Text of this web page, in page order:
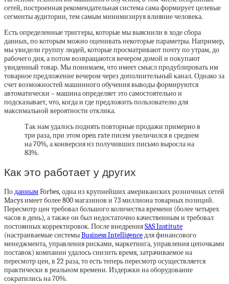
сетей, построенная рекомендательная система сама формирует целевые
сегменты аудитории, тем самым минимизируя влияние человека.
Есть определенные триггеры, которые мы выяснили в ходе сбора
данных, по которым можно оценивать некоторые параметры. Например,
мы увидели группу людей, которые просматривают почту по утрам, до
рабочего дня, а потом возвращаются вечером домой и покупают
увиденный товар. Мы понимаем, что имеет смысл продублировать им
товарное предложение вечером через дополнительный канал. Однако за
счет возможностей машинного обучения выводы формируются
автоматически – машина определяет это самостоятельно и
подсказывает, что, когда и где предложить пользователю для
максимальной вероятности отклика.
Так нам удалось поднять повторные продажи примерно в
три раза, при этом open rate писем увеличился в среднем
на 70%, а конверсия из получивших письмо выросла на
83%.
Как это работает у других
ПоданнымForbes, одна из крупнейших американских розничных сетей
Macys имеет более 800 магазинов и 73 миллиона товарных позиций.
Пересмотр цен требовал большого количества времени (более четырех
часов в день), а также он был недостаточно качественным и требовал
постоянных корректировок. После внедренияSAS Institute
(настраиваемые системыBusiness Intelligenceдля финансового
менеджмента, управления рисками, маркетинга, управления цепочками
поставок) компании удалось снизить время, затрачиваемое на
пересмотр цен, в 22 раза, то есть теперь пересмотр осуществляется
практически в реальном времени. Издержки на оборудование
сократились на 70%.